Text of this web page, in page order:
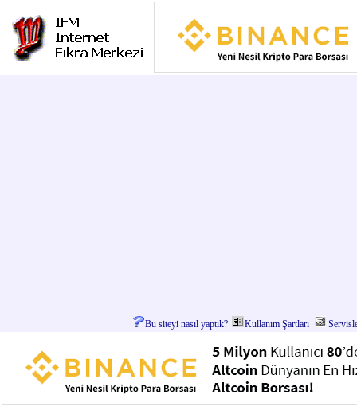
Bu siteyi nasıl yaptık? Kullanım Şartları